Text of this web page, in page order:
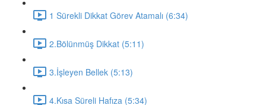
1 Sürekli Dikkat Görev Atamalı (6:34)
2.Bölünmüş Dikkat (5:11)
3.İşleyen Bellek (5:13)
4.Kısa Süreli Hafıza (5:34)